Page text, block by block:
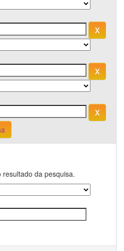
da pesquisa.